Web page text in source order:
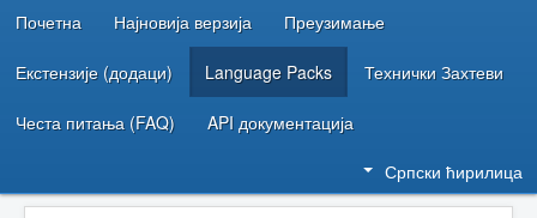
РЕСУРСИ ЗА РАЗВОЈ
Почетна Најновија верзија Преузимање
Екстензије (додаци) Language Packs Технички Захтеви
Честа питања (FAQ) API документација
Српски ћирилица